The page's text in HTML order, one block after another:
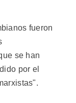
fueron
se han
por el